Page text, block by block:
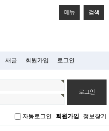
메뉴 검색
새글 회원가입 로그인
자동로그인 회원가입 정보찾기